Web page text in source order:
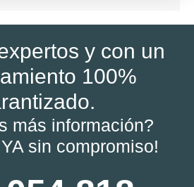
y con un
100%
más información?
sin compromiso!